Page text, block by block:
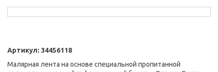
Артикул: 34456118
Малярная лента на основе специальной пропитанной